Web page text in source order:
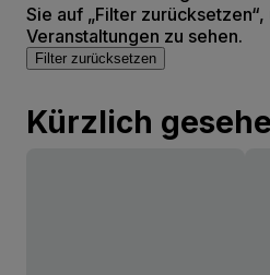
Sie auf „Filter zurücksetzen“,
Veranstaltungen zu sehen.
Filter zurücksetzen
Kürzlich